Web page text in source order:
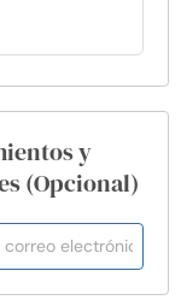
y
(Opcional)